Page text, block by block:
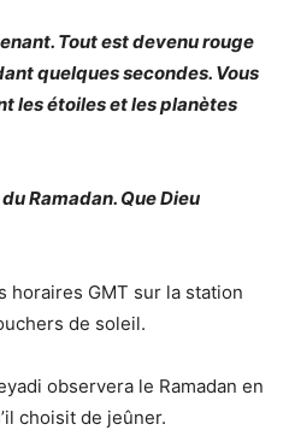
Tout est devenu rouge
quelques secondes. Vous
les étoiles et les planètes
Ramadan. Que Dieu
horaires GMT sur la station
de soleil.
observera le Ramadan en
choisit de jeûner.